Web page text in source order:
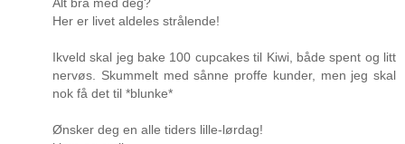
Her er livet aldeles strålende!
Ikveld skal jeg bake 100 cupcakes til Kiwi, både spent og litt
nervøs. Skummelt med sånne proffe kunder, men jeg skal
nok få det til *blunke*
Ønsker deg en alle tiders lille-lørdag!